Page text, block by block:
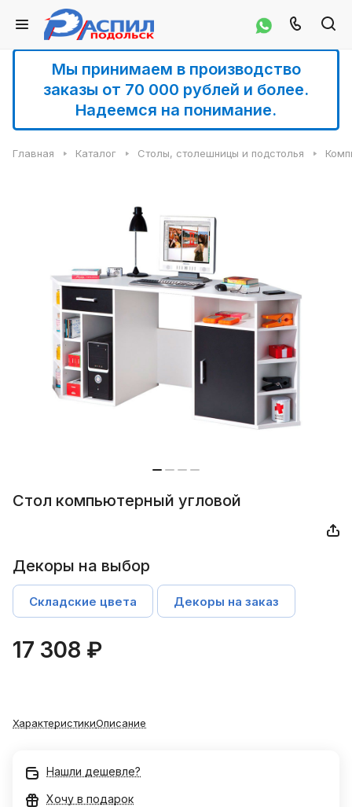
Мы принимаем в производство
заказы от 70 000 рублей и более.
Надеемся на понимание.
Главная Каталог Столы, столешницы и подстолья
Стол компьютерный угловой
Декоры на выбор
Складские цвета Декоры на заказ
17 308 ₽
ХарактеристикиОписание
Нашли дешевле?
Хочу в подарок